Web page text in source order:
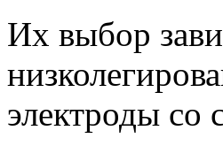
Их выбор
электроды